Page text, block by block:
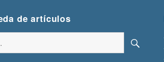
de artículos